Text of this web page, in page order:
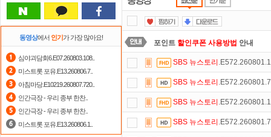
동영상에서 인기가 가장 많아요!
심야괴담회6.E07.260803.108..
미스트롯 포유.E13.260806.7..
아침마당.E10219.260807.720..
인간극장 - 우리 종부 한찬..
인간극장 - 우리 종부 한찬..
미스트롯 포유.E13.260806.1..
포인트 할인쿠폰 사용방법 안내
요즘 뭐가 재밌지?고민되면 눌러봐!
스마트TV로 투디스크영화,드라마,
댓글만 잘써도 무료 포인트
숨어있는 카드 마일리지 조회하고
SBS 뉴스토리
SBS 뉴스토리
SBS 뉴스토리
SBS 뉴스토리